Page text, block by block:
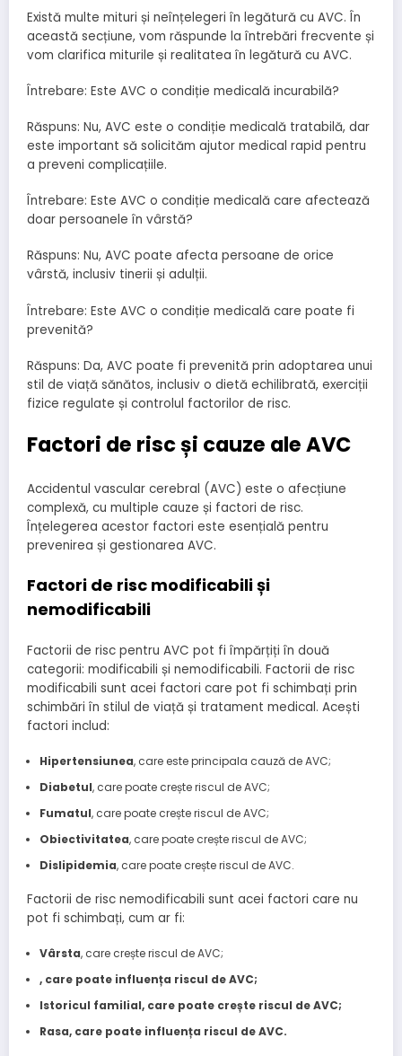
Există multe mituri și neînțelegeri în legătură cu AVC. În
această secțiune, vom răspunde la întrebări frecvente și
vom clarifica miturile și realitatea în legătură cu AVC.
Întrebare: Este AVC o condiție medicală incurabilă?
Răspuns: Nu, AVC este o condiție medicală tratabilă, dar
este important să solicităm ajutor medical rapid pentru
a preveni complicațiile.
Întrebare: Este AVC o condiție medicală care afectează
doar persoanele în vârstă?
Răspuns: Nu, AVC poate afecta persoane de orice
vârstă, inclusiv tinerii și adulții.
Întrebare: Este AVC o condiție medicală care poate fi
prevenită?
Răspuns: Da, AVC poate fi prevenită prin adoptarea unui
stil de viață sănătos, inclusiv o dietă echilibrată, exerciții
fizice regulate și controlul factorilor de risc.
Factori de risc și cauze ale AVC
Accidentul vascular cerebral (AVC) este o afecțiune
complexă, cu multiple cauze și factori de risc.
Înțelegerea acestor factori este esențială pentru
prevenirea și gestionarea AVC.
Factori de risc modificabili și
nemodificabili
Factorii de risc pentru AVC pot fi împărțiți în două
categorii: modificabili și nemodificabili. Factorii de risc
modificabili sunt acei factori care pot fi schimbați prin
schimbări în stilul de viață și tratament medical. Acești
factori includ:
Hipertensiunea, care este principala cauză de AVC;
Diabetul, care poate crește riscul de AVC;
Fumatul, care poate crește riscul de AVC;
Obiectivitatea, care poate crește riscul de AVC;
Dislipidemia, care poate crește riscul de AVC.
Factorii de risc nemodificabili sunt acei factori care nu
pot fi schimbați, cum ar fi:
Vârsta, care crește riscul de AVC;
, care poate influența riscul de AVC;
Istoricul familial, care poate crește riscul de AVC;
Rasa, care poate influența riscul de AVC.